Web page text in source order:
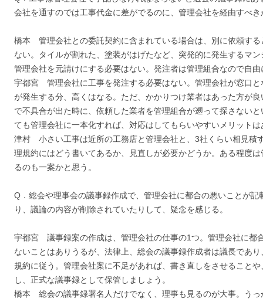
会社を通すのでは工事代金に差がでるのに、管理会社を経由すべき
橋本 管理会社との委託契約に含まれている場合は、別に依頼する
ない。タイルが割れた、塗装がはげたなど、突発的に発生するマ
管理会社を元請けにする必要はない。発注者は管理組合なので自
宇都宮 管理会社に工事を発注する必要はない。管理会社が窓口と
が発生する分、高くはなる。ただ、かかりつけ業者はあった方が
で不具合が出た時に、依頼した業者を管理組合が遡って探さない
ても管理会社に一本化すれば、対応はしてもらいやすいメリットは
津村 小さい工事は近所の工務店と管理会社と、3社くらい相見積
理規約にはどう書いてあるか、見直しが必要かどうか。ある程度
るのも一案かと思う。
Q．総会や理事会の議事録作成で、管理会社に都合の悪いことが記
り、議論の内容が削除されていたりして、疑念を感じる。
宇都宮 議事録案の作成は、管理会社の仕事の1つ。管理会社に都
ないことはありうるが、法律上、総会の議事録作成者は議長であ
規約に従う。管理会社案に不足があれば、書き直しをさせること
し、正式な議事録として保管しましょう。
橋本 総会の議事録署名人だけでなく、理事も見るのが大事。うっ